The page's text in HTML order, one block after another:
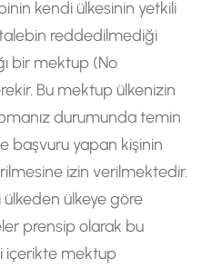
kendi ülkesinin yetkili
reddedilmediği
bir mektup (No
Bu mektup ülkenizin
durumunda temin
başvuru yapan kişinin
izin verilmektedir.
ülkeye göre
prensip olarak bu
içerikte mektup